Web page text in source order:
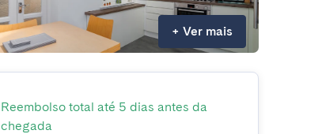
+ Ver mais
Reembolso total até 5 dias antes da
chegada